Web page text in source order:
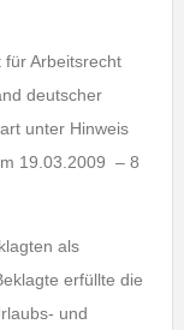
Arbeitsrecht
deutscher
unter Hinweis
19.03.2009 – 8
als
erfüllte die
und